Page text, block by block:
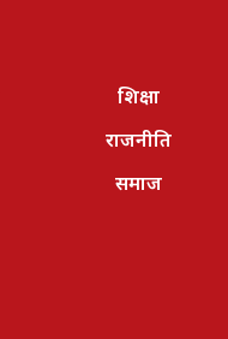
शिक्षा
राजनीति
समाज